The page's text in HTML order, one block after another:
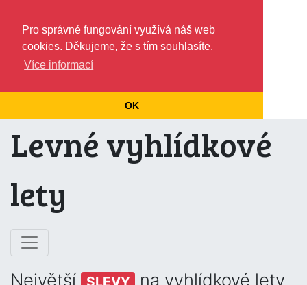
Pro správné fungování využívá náš web
cookies. Děkujeme, že s tím souhlasíte.
Více informací
OK
Levné vyhlídkové
lety
Největší SLEVY
na vyhlídkové lety